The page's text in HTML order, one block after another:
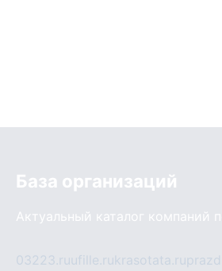
База организаций
Актуальный каталог компаний
03223.ruufille.rukrasotata.ru